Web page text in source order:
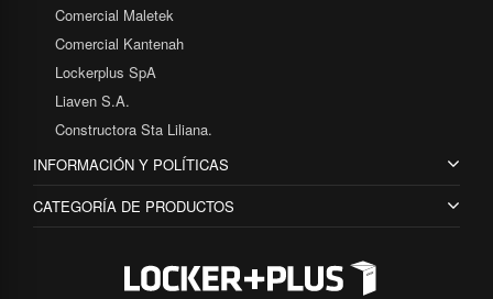
Comercial Maletek
Comercial Kantenah
Lockerplus SpA
Liaven S.A.
Constructora Sta Liliana.
INFORMACIÓN Y POLÍTICAS
CATEGORÍA DE PRODUCTOS